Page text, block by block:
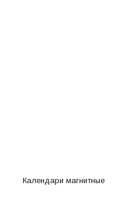
Календари магнитные